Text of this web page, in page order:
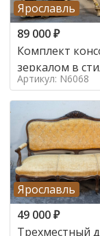
Ярославль
89 000₽
Комплект
зеркалом в
ренессанс,
Артикул: N6068
Ярославль
49 000₽
Трехместный